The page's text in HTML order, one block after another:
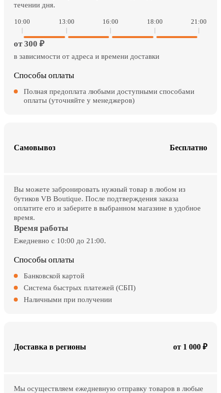
течении дня.
10:00 13:00 16:00 18:00 21:00
от 300 ₽
в зависимости от адреса и времени доставки
Способы оплаты
Полная предоплата любыми доступными способами
оплаты (уточняйте у менеджеров)
Самовывоз Бесплатно
Вы можете забронировать нужный товар в любом из
бутиков VB Boutique. После подтверждения заказа
оплатите его и заберите в выбранном магазине в удобное
время.
Время работы
Ежедневно с 10:00 до 21:00.
Способы оплаты
Банковской картой
Система быстрых платежей (СБП)
Наличными при получении
Доставка в регионы от 1 000 ₽
Мы осуществляем ежедневную отправку товаров в любые